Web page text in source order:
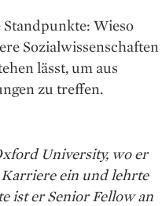
Wieso
Sozialwissenschaften
lässt, um aus
zu treffen.
Uni­versity, wo er
Karriere ein und lehrte
ist er Senior Fellow an